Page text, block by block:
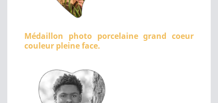
Médaillon photo porcelaine grand coeur
couleur pleine face.